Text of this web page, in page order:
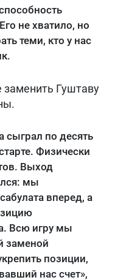
не хватило, но
теми, кто у нас
Гуштаву
сыграл по десять
Физически
Выход
мы
вперед, а
Всю игру мы
заменой
позиции,
нас счет»,